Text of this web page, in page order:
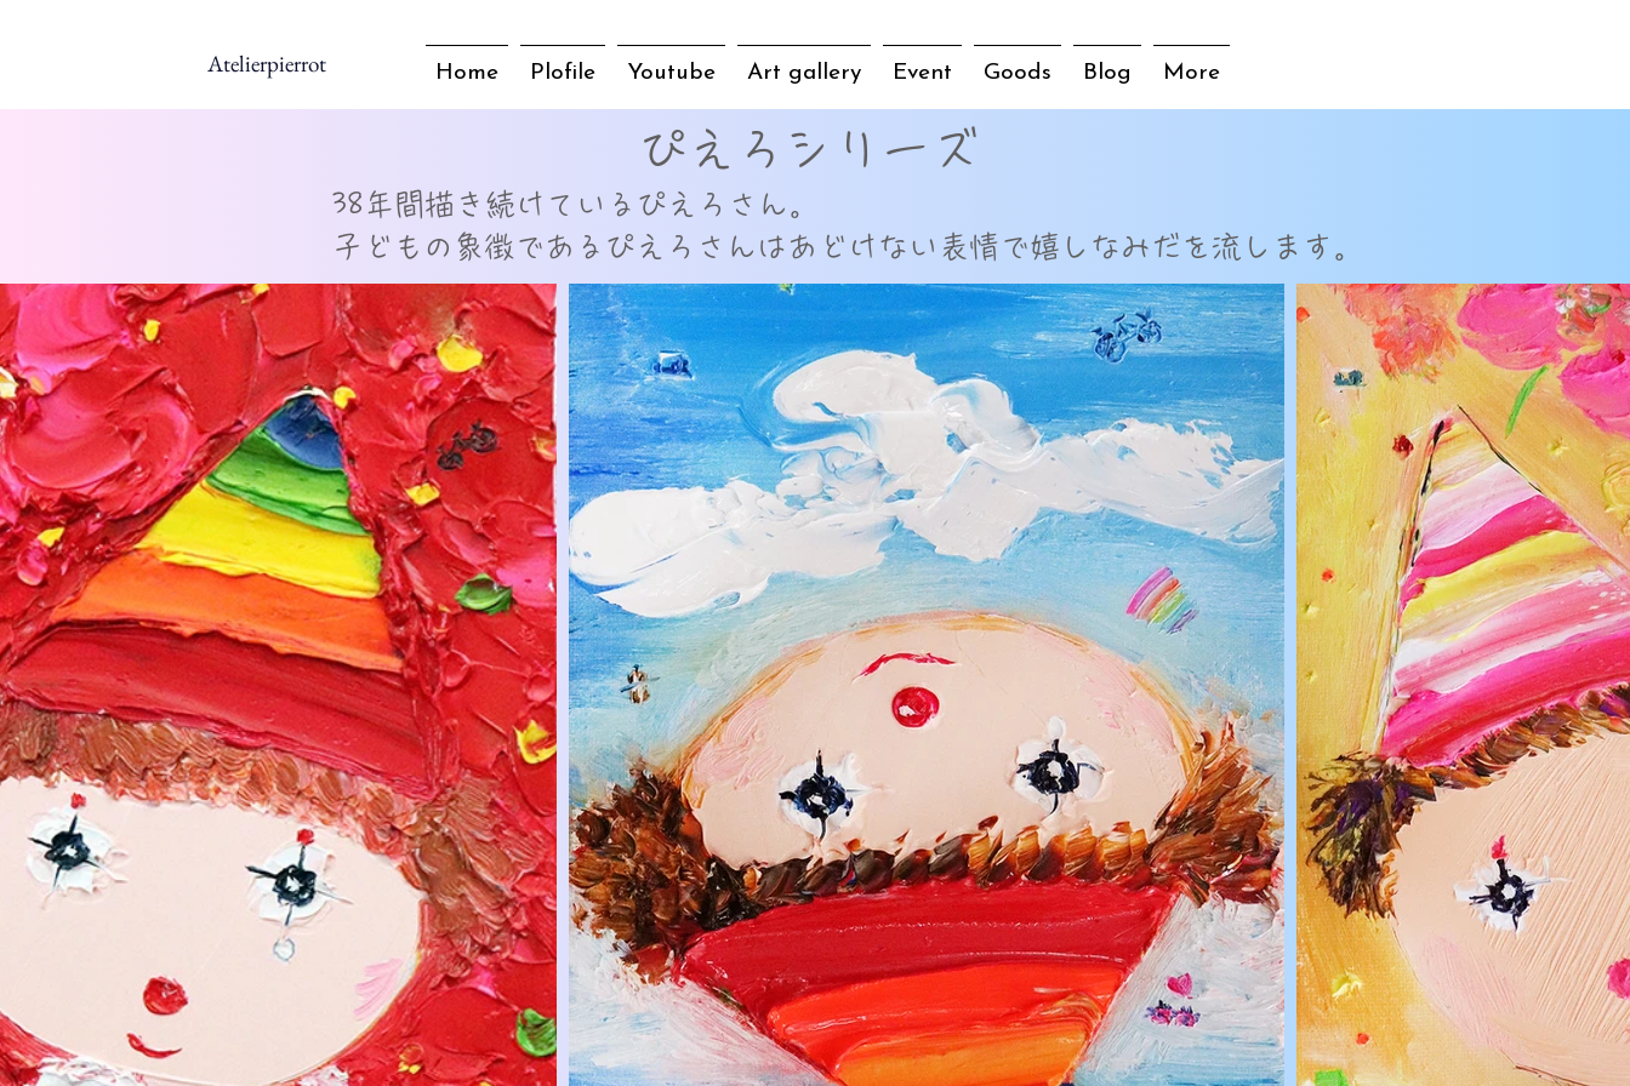
Atelierpierrot Home Plofile Youtube Art gallery Event Goods Blog More
ぴえろシリーズ
38年間描き続けているぴえろさん。
​子どもの象徴であるぴえろさんはあどけない表情で嬉しなみだを流します。